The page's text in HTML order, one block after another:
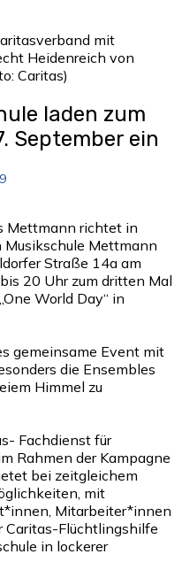
mit
Heidenreich von
Caritas)
laden zum
September ein
Mettmann richtet in
Mettmann
Straße 14a am
20 Uhr zum dritten Mal
World Day“ in
gemeinsame Event mit
die Ensembles
Himmel zu
Fachdienst für
Rahmen der Kampagne
bei zeitgleichem
mit
Mitarbeiter*innen
Caritas-Flüchtlingshilfe
in lockerer